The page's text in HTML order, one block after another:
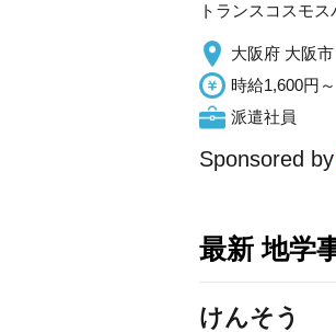
トランスコスモ
大阪府 大阪市
時給1,600円～
派遣社員
Sponsored by
最新 地学
けんそう